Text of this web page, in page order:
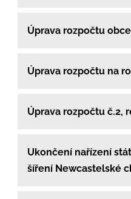
Úprava rozpočtu
Úprava rozpočtu na
Úprava rozpočtu č.2,
Ukončení nařízení
šíření Newcastelské